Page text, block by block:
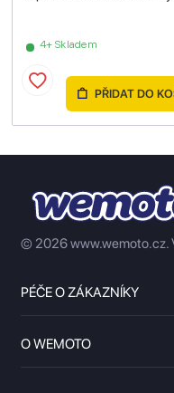
4+ Skladem
PŘIDAT DO
© 2026 www.wemoto.cz.
PÉČE O ZÁKAZNÍKY
O WEMOTO